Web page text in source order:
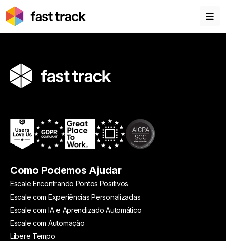
Como Podemos Ajudar
Escale Encontrando Pontos Positivos
Escale com Experiências Personalizadas
Escale com IA e Aprendizado Automático
Escale com Automação
Libere Tempo